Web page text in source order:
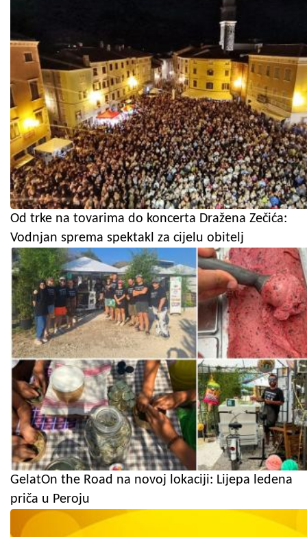
Od trke na tovarima do koncerta Dražena Zečića:
Vodnjan sprema spektakl za cijelu obitelj
GelatOn the Road na novoj lokaciji: Lijepa ledena
priča u Peroju